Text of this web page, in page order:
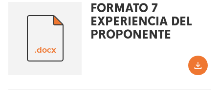
.docx
FORMATO 7
EXPERIENCIA DEL
PROPONENTE